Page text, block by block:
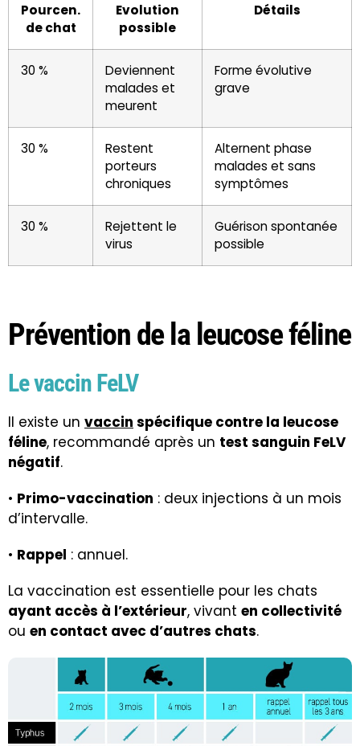
Pourcen.
de chat
Evolution
possible
Détails
30 %
Deviennent
malades et
meurent
Forme évolutive
grave
30 %
Restent
porteurs
chroniques
Alternent phase
malades et sans
symptômes
30 %
Rejettent le
virus
Guérison spontanée
possible
Prévention de la leucose féline
Le vaccin FeLV
Il existe un vaccin spécifique contre la leucose
féline, recommandé après un test sanguin FeLV
négatif.
• Primo-vaccination : deux injections à un mois
d’intervalle.
• Rappel : annuel.
La vaccination est essentielle pour les chats
ayant accès à l’extérieur, vivant en collectivité
ou en contact avec d’autres chats.